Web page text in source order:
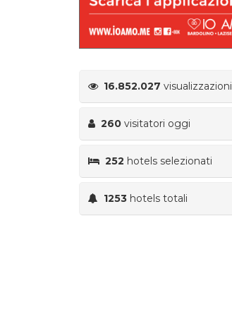
16.852.027 visualizzazioni
260 visitatori oggi
252 hotels selezionati
1253 hotels totali